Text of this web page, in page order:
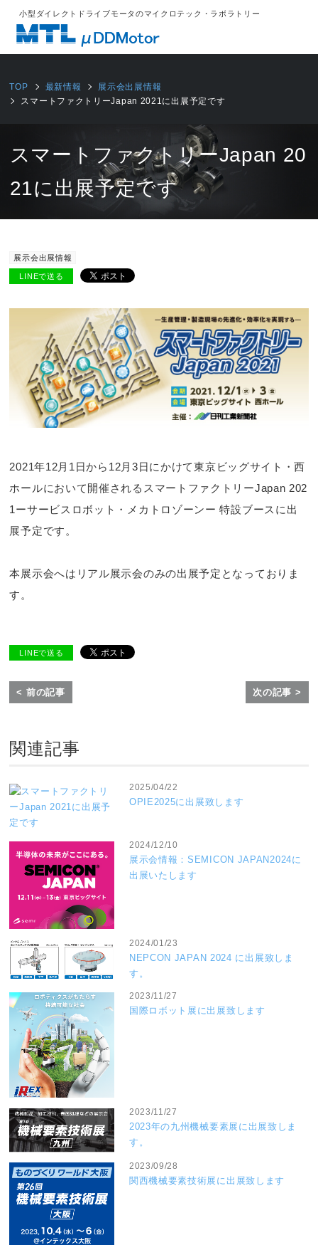
小型ダイレクトドライブモータのマイクロテック・ラボラトリー
TOP 最新情報
展示会出展情報
スマートファクトリーJapan 2021に出展予定です
スマートファクトリーJapan 20
21に出展予定です
展示会出展情報
LINEで送る
2021年12月1日から12月3日にかけて東京ビッグサイト・西
ホールにおいて開催されるスマートファクトリーJapan 202
1ーサービスロボット・メカトロゾーンー 特設ブースに出
展予定です。
本展示会へはリアル展示会のみの出展予定となっておりま
す。
LINEで送る
< 前の記事 次の記事 >
関連記事
2025/04/22
OPIE2025に出展致します
2024/12/10
展示会情報：SEMICON JAPAN2024に
出展いたします
2024/01/23
NEPCON JAPAN 2024 に出展致しま
す。
2023/11/27
国際ロボット展に出展致します
2023/11/27
2023年の九州機械要素展に出展致しま
す。
2023/09/28
関西機械要素技術展に出展致します